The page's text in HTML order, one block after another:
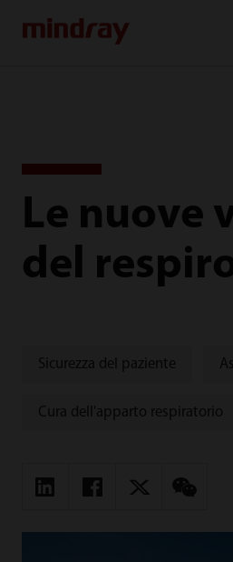
Le nuove
del
Sicurezza del paziente
Cura dell'apparto respiratorio